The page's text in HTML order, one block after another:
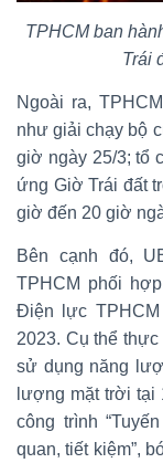
TPHCM ban
Trái
Ngoài ra,
như giải chạy bộ
giờ ngày 25/3; tổ
ứng Giờ Trái đất
giờ đến 20 giờ
Bên cạnh đó,
TPHCM phối
Điện lực
2023. Cụ thể
sử dụng năng
lượng mặt trời tại
công trình
quan, tiết kiệm”,